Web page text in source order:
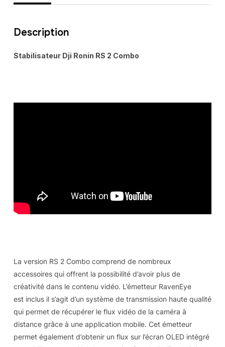
Description
Stabilisateur Dji Ronin RS 2 Combo
La version RS 2 Combo comprend de nombreux
accessoires qui offrent la possibilité d’avoir plus de
créativité dans le contenu vidéo. L’émetteur RavenEye
est inclus il s’agit d’un système de transmission haute qualité
qui permet de récupérer le flux vidéo de la caméra à
distance grâce à une application mobile. Cet émetteur
permet également d’obtenir un flux sur l’écran OLED intégré